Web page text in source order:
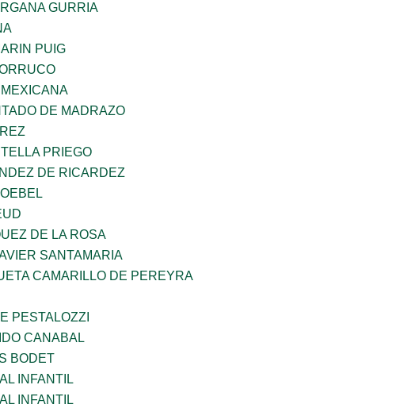
GURRIA
PUIG
DE MADRAZO
PRIEGO
DE RICARDEZ
DE LA ROSA
SANTAMARIA
CAMARILLO DE PEREYRA
PESTALOZZI
CANABAL
BODET
INFANTIL
INFANTIL